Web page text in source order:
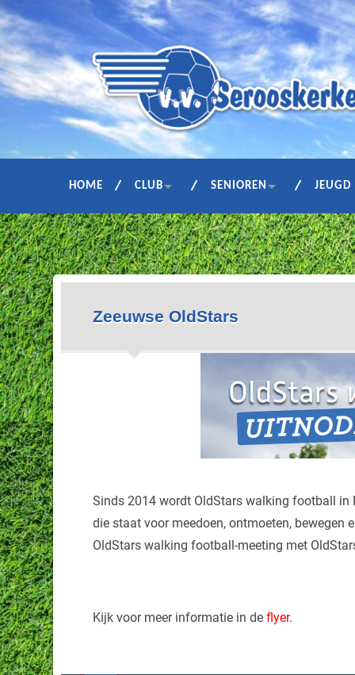
HOME CLUB SENIOREN JEUGD
Zeeuwse OldStars
Sinds 2014 wordt OldStars walking football in
die staat voor meedoen, ontmoeten, bewegen
OldStars walking football-meeting met
Kijk voor meer informatie in deflyer.